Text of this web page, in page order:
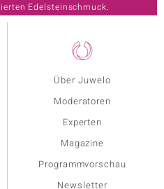
Über Juwelo
Moderatoren
Experten
Magazine
Programmvorschau
Newsletter
Edelsteinschmuck.